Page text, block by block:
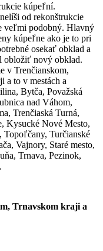
kúpeľní.
od rekonštrukcie
veľmi podobný. Hlavný
kúpeľne ako je to pri
osekať obklad a
obložiť nový obklad.
v Trenčianskom,
a to v mestách a
Bytča, Považská
nad Váhom,
Trenčiaská Turná,
Kysucké Nové Mesto,
Topoľčany, Turčianské
Vajnory, Staré mesto,
Trnava, Pezinok,
Trnavskom kraji a